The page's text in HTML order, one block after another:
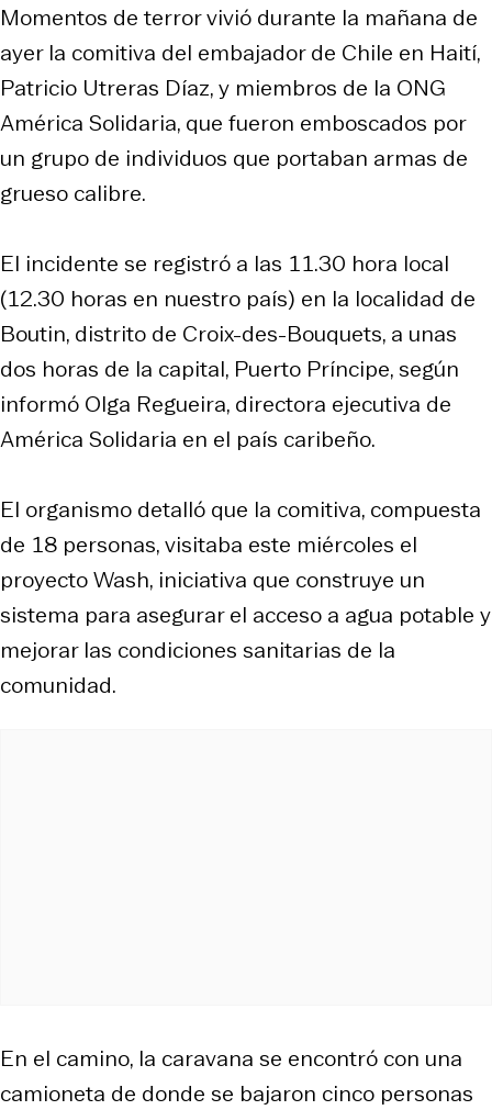
Momentos de terror vivió durante la mañana de
ayer la comitiva del embajador de Chile en Haití,
Patricio Utreras Díaz, y miembros de la ONG
América Solidaria, que fueron emboscados por
un grupo de individuos que portaban armas de
grueso calibre.
El incidente se registró a las 11.30 hora local
(12.30 horas en nuestro país) en la localidad de
Boutin, distrito de Croix-des-Bouquets, a unas
dos horas de la capital, Puerto Príncipe, según
informó Olga Regueira, directora ejecutiva de
América Solidaria en el país caribeño.
El organismo detalló que la comitiva, compuesta
de 18 personas, visitaba este miércoles el
proyecto Wash, iniciativa que construye un
sistema para asegurar el acceso a agua potable y
mejorar las condiciones sanitarias de la
comunidad.
En el camino, la caravana se encontró con una
camioneta de donde se bajaron cinco personas